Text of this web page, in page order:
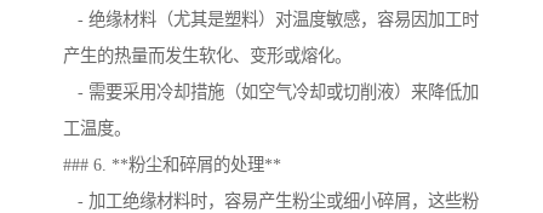
- 绝缘材料（尤其是塑料）对温度敏感，容易因加工时
产生的热量而发生软化、变形或熔化。
- 需要采用冷却措施（如空气冷却或切削液）来降低加
工温度。
### 6. **粉尘和碎屑的处理**
- 加工绝缘材料时，容易产生粉尘或细小碎屑，这些粉